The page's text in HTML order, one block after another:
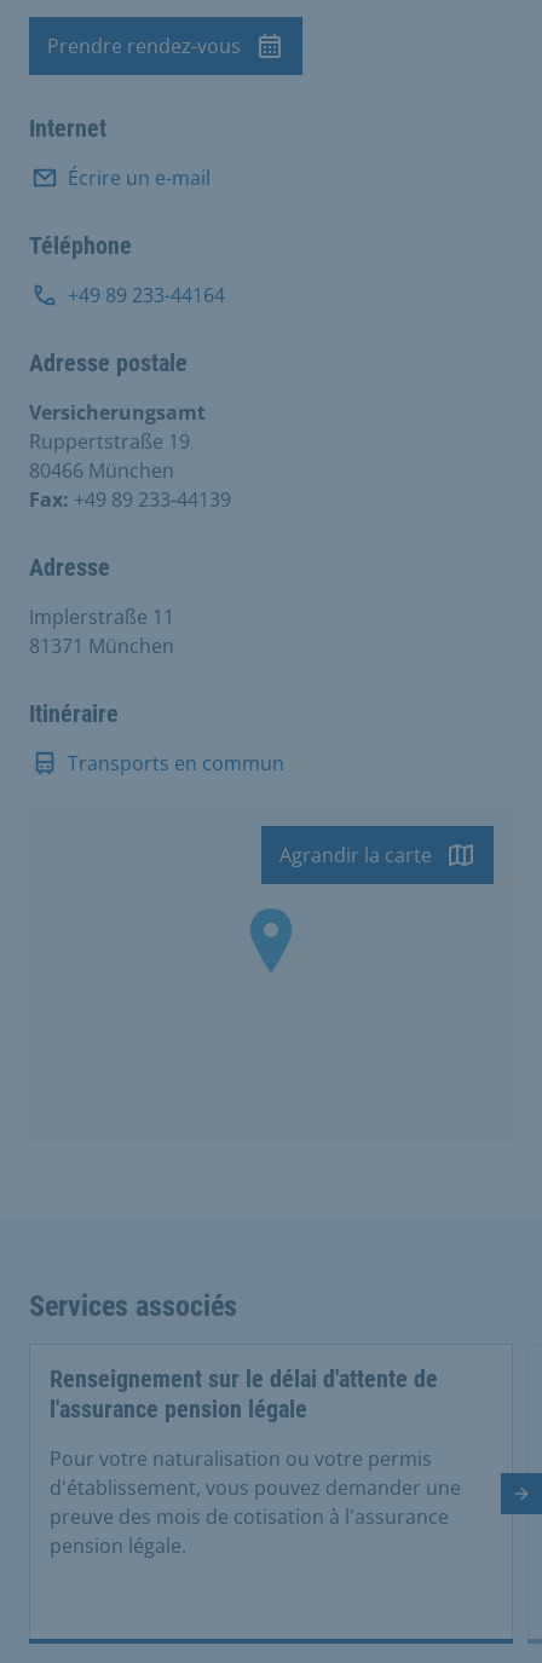
Rendez-vous
Prendre rendez-vous
Internet
Écrire un e-mail
Téléphone
+49 89 233-44164
Adresse postale
Versicherungsamt
Ruppertstraße 19
80466 München
Fax: +49 89 233-44139
Adresse
Implerstraße 11
81371 München
Itinéraire
Transports en commun
Agrandir la carte
Services associés
Renseignement sur le délai d'attente de
l'assurance pension légale
Pour votre naturalisation ou votre permis
d'établissement, vous pouvez demander une
preuve des mois de cotisation à l'assurance
pension légale.